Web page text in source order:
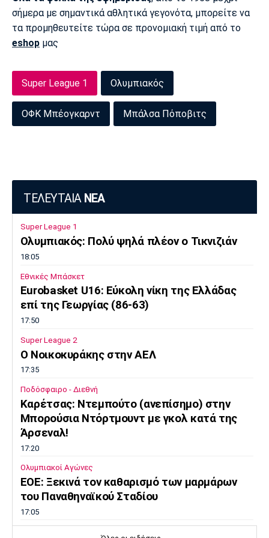
Πόρτο Μπενφίκα
σήμερα με σημαντικά αθλητικά γεγονότα, μπορείτε να
τα προμηθευτείτε τώρα σε προνομιακή τιμή από το
eshop μας
Super League 1 Ολυμπιακός
ΟΦΚ Μπέογκαρντ Μπάλσα Πόποβιτς
ΤΕΛΕΥΤΑΙΑ ΝΕΑ
Super League 1
Ολυμπιακός: Πολύ ψηλά πλέον ο Τικνιζιάν
18:05
Εθνικές Μπάσκετ
Eurobasket U16: Εύκολη νίκη της Ελλάδας
επί της Γεωργίας (86-63)
17:50
Super League 2
O Noικοκυράκης στην ΑΕΛ
17:35
Ποδόσφαιρο - Διεθνή
Kαρέτσας: Ντεμπούτο (ανεπίσημο) στην
Μπορούσια Ντόρτμουντ με γκολ κατά της
Άρσεναλ!
17:20
Ολυμπιακοί Αγώνες
EOE: Ξεκινά τον καθαρισμό των μαρμάρων
του Παναθηναϊκού Σταδίου
17:05